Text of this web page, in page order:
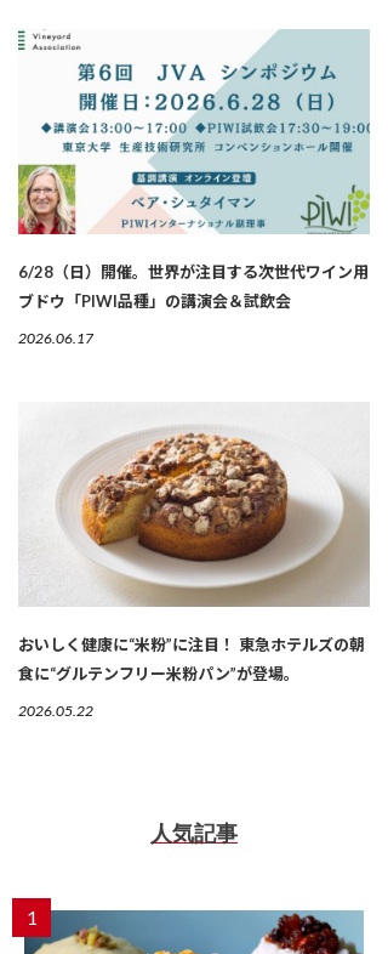
6/28（日）開催。世界が注目する次世代ワイン用
ブドウ「PIWI品種」の講演会＆試飲会
2026.06.17
おいしく健康に“米粉”に注目！ 東急ホテルズの朝
食に“グルテンフリー米粉パン”が登場。
2026.05.22
人気記事
1